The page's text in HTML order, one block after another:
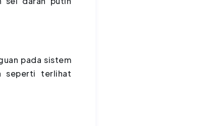
pada sistem
seperti terlihat